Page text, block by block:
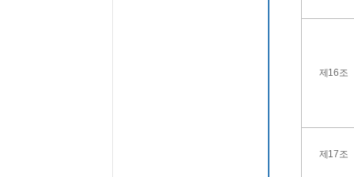
제16조
제17조